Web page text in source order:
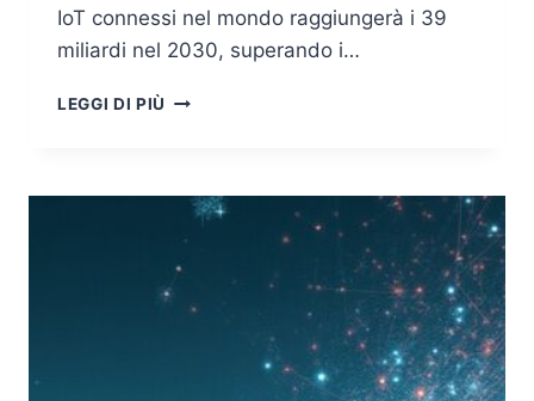
IoT connessi nel mondo raggiungerà i 39
miliardi nel 2030, superando i…
LEGGI DI PIÙ DA
AD
INTELLIGENCE
THINGS:
ANALISI